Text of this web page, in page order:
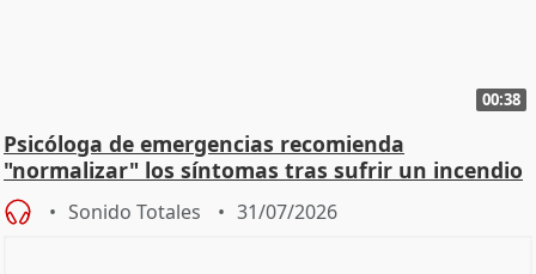
00:38
Psicóloga de emergencias recomienda
"normalizar" los síntomas tras sufrir un incendio
Sonido Totales 31/07/2026